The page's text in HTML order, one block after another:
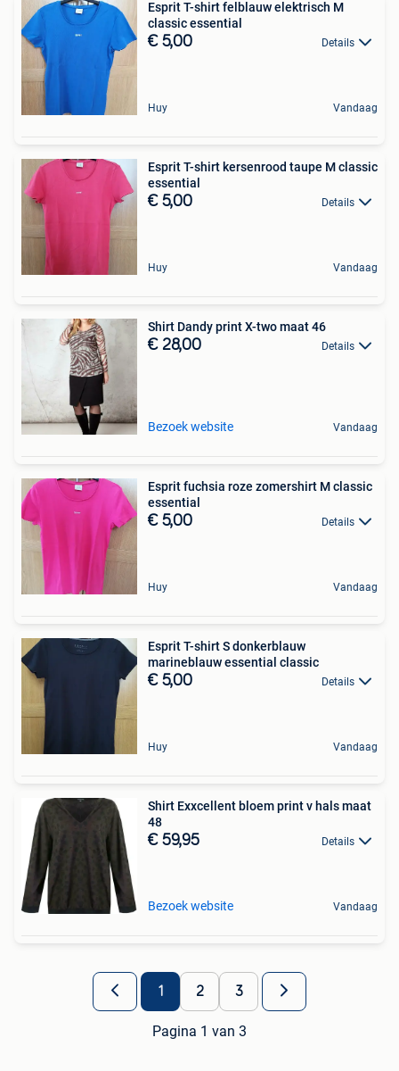
Esprit T-shirt felblauw elektrisch M
classic essential
€ 5,00 Details
Huy Vandaag
Esprit T-shirt kersenrood taupe M classic
essential
€ 5,00 Details
Huy Vandaag
Shirt Dandy print X-two maat 46
€ 28,00 Details
Bezoek website Vandaag
Esprit fuchsia roze zomershirt M classic
essential
€ 5,00 Details
Huy Vandaag
Esprit T-shirt S donkerblauw
marineblauw essential classic
€ 5,00 Details
Huy Vandaag
Shirt Exxcellent bloem print v hals maat
48
€ 59,95 Details
Bezoek website Vandaag
1 2 3
Pagina 1 van 3